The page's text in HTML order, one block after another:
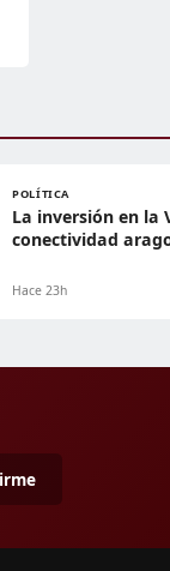
POLÍTICA
La inversión en la
conectividad
Hace 23h